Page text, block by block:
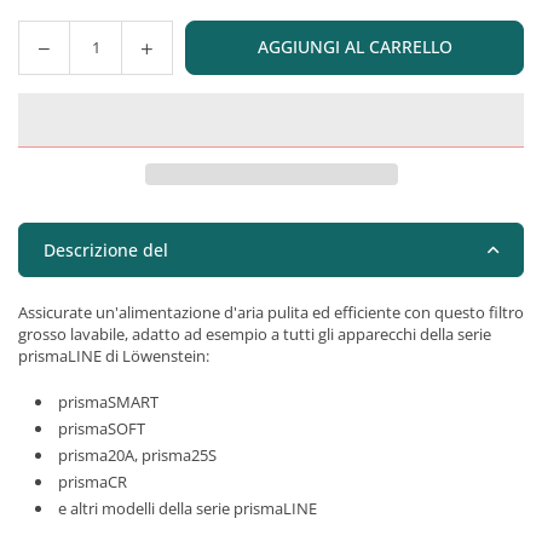
Quantità AGGIUNGI AL CARRELLO
Descrizione del
Assicurate un'alimentazione d'aria pulita ed efficiente con questo filtro
grosso lavabile, adatto ad esempio a tutti gli apparecchi della serie
prismaLINE di Löwenstein:
prismaSMART
prismaSOFT
prisma20A, prisma25S
prismaCR
e altri modelli della serie prismaLINE